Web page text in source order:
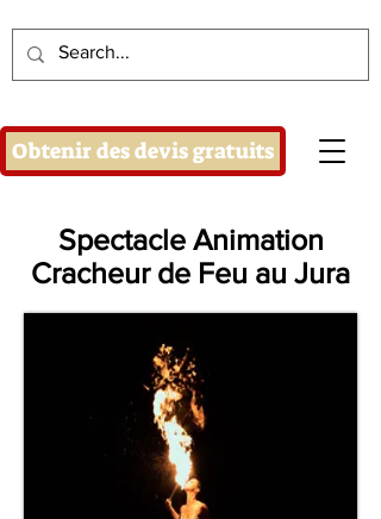
Obtenir des devis gratuits
Spectacle Animation
Cracheur de Feu au Jura